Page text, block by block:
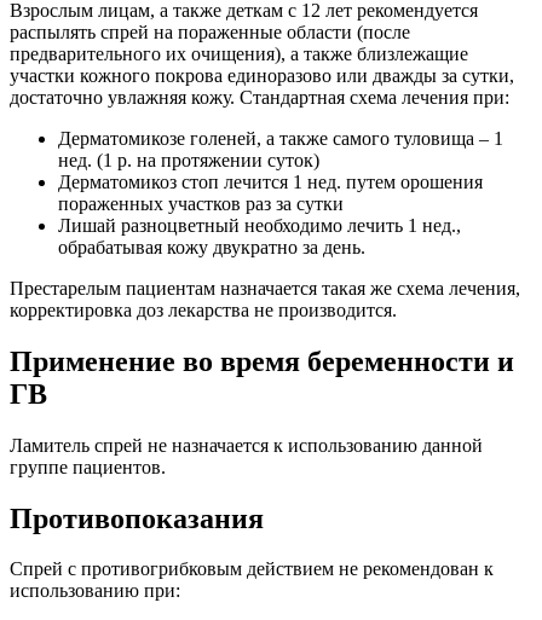
Взрослым лицам, а также деткам с 12 лет рекомендуется
распылять спрей на пораженные области (после
предварительного их очищения), а также близлежащие
участки кожного покрова единоразово или дважды за сутки,
достаточно увлажняя кожу. Стандартная схема лечения при:
Дерматомикозе голеней, а также самого туловища – 1
нед. (1 р. на протяжении суток)
Дерматомикоз стоп лечится 1 нед. путем орошения
пораженных участков раз за сутки
Лишай разноцветный необходимо лечить 1 нед.,
обрабатывая кожу двукратно за день.
Престарелым пациентам назначается такая же схема лечения,
корректировка доз лекарства не производится.
Применение во время беременности и
ГВ
Ламитель спрей не назначается к использованию данной
группе пациентов.
Противопоказания
Спрей с противогрибковым действием не рекомендован к
использованию при: